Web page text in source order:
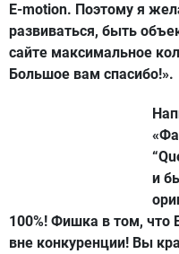
E-motion. Поэтому я
развиваться, быть
сайте максимальное
Большое вам спасибо!».
и
100%! Фишка в том, что
вне конкуренции! Вы